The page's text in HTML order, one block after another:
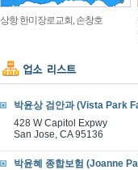
상항 한미장로교회, 손창호
박윤상 검안과 (Vista Park
428 W Capitol Expwy
San Jose, CA 95136
박윤혜 종합보험 (Joanne